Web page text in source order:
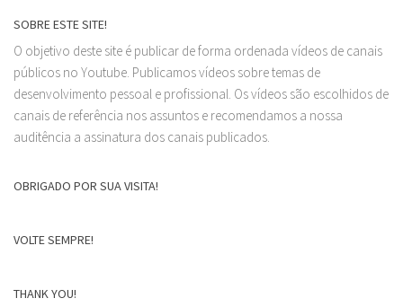
SOBRE ESTE SITE!
O objetivo deste site é publicar de forma ordenada vídeos de canais
públicos no Youtube. Publicamos vídeos sobre temas de
desenvolvimento pessoal e profissional. Os vídeos são escolhidos de
canais de referência nos assuntos e recomendamos a nossa
auditência a assinatura dos canais publicados.
OBRIGADO POR SUA VISITA!
VOLTE SEMPRE!
THANK YOU!